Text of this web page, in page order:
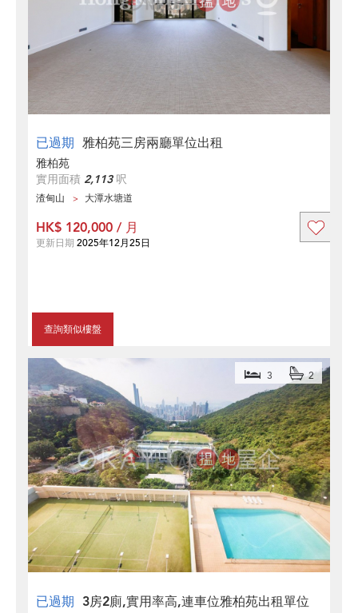
已過期 雅柏苑三房兩廳單位出租
雅柏苑
實用面積 2,113呎
渣甸山 大潭水塘道
查詢類似樓盤
HK$ 120,000 / 月
更新日期 2025年12月25日
已過期 3房2廁,實用率高,連車位雅柏苑出租單位
3 2